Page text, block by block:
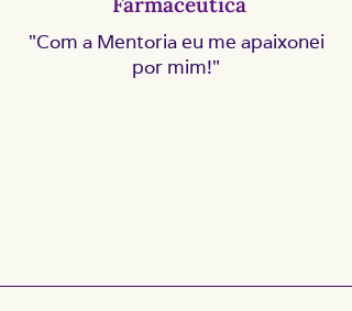
"Com a Mentoria eu me apaixonei
por mim!"